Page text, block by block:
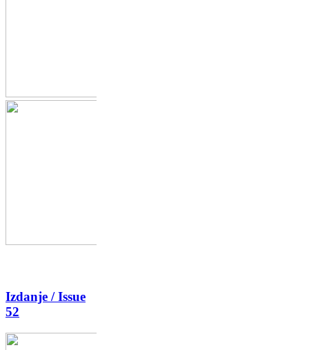
Izdanje / Issue
52